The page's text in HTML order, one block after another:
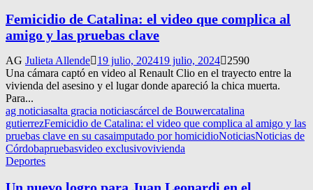
Femicidio de Catalina: el video que complica al
amigo y las pruebas clave
AG Julieta Allende 19 julio, 202419 julio, 2024
2590
Una cámara captó en video al Renault Clio en el trayecto entre la
vivienda del asesino y el lugar donde apareció la chica muerta.
Para...
ag noticiasalta gracia noticiascárcel de Bouwercatalina
gutierrezFemicidio de Catalina: el video que complica al amigo y las
pruebas clave en su casaimputado por homicidioNoticiasNoticias de
Córdobapruebasvideo exclusivovivienda
Deportes